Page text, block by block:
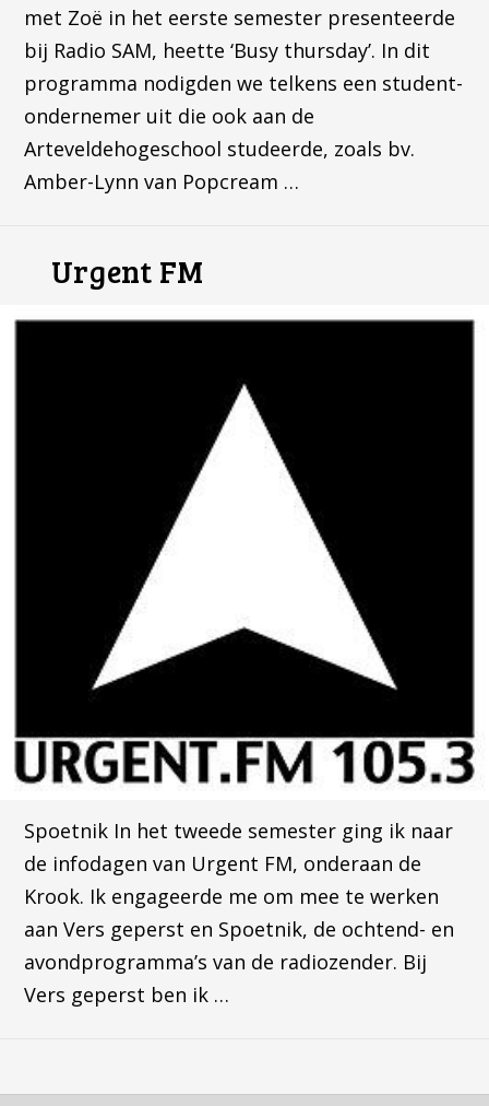
met Zoë in het eerste semester presenteerde
bij Radio SAM, heette ‘Busy thursday’. In dit
programma nodigden we telkens een student-
ondernemer uit die ook aan de
Arteveldehogeschool studeerde, zoals bv.
Amber-Lynn van Popcream …
Urgent FM
Spoetnik In het tweede semester ging ik naar
de infodagen van Urgent FM, onderaan de
Krook. Ik engageerde me om mee te werken
aan Vers geperst en Spoetnik, de ochtend- en
avondprogramma’s van de radiozender. Bij
Vers geperst ben ik …